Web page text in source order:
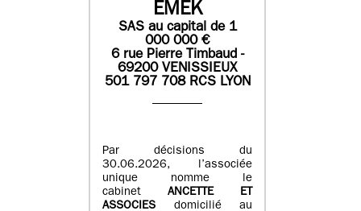
EMEK
SASau capital de 1
000 000€
6 rue Pierre Timbaud -
69200 VENISSIEUX
501 797 708 RCS LYON
Par décisions du
30.06.2026, l’associée
unique nomme le
cabinet ANCETTE ET
ASSOCIES
domicilié au